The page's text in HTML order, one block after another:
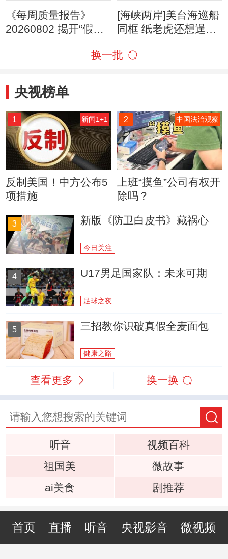
《每周质量报告》
20260802 揭开“假洋
[海峡两岸]美台海巡船
同框 纸老虎还想逞
换一批
央视榜单
1 新闻1+1
反制美国！中方公布5
项措施
2 中国法治观察
上班“摸鱼”公司有权开
除吗？
3 新版《防卫白皮书》藏祸心
今日关注
4 U17男足国家队：未来可期
足球之夜
5 三招教你识破真假全麦面包
健康之路
查看更多 换一换
听音
视频百科
祖国美
微故事
ai美食
剧推荐
首页 直播 听音 央视影音 微视频